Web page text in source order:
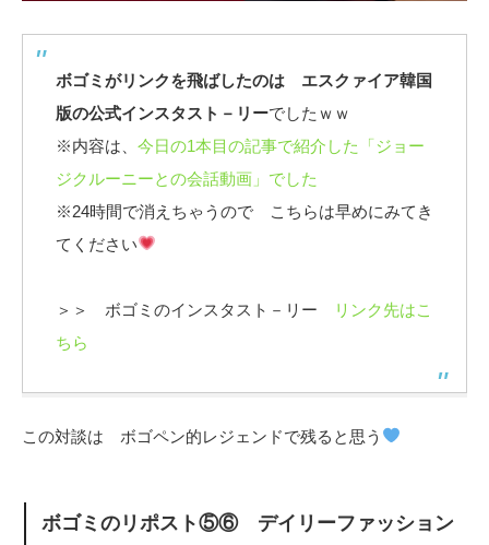
ボゴミがリンクを飛ばしたのは エスクァイア韓国
版の公式インスタスト－リーでしたｗｗ
※内容は、 今日の1本目の記事で紹介した「ジョー
ジクルーニーとの会話動画」でした
※24時間で消えちゃうので こちらは早めにみてき
てください
＞＞ ボゴミのインスタスト－リー
リンク先はこ
ちら
この対談は ボゴペン的レジェンドで残ると思う
ボゴミのリポスト⑤⑥ デイリーファッション